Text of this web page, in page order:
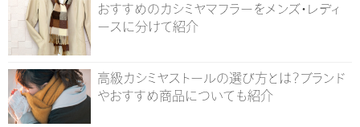
おすすめのカシミヤマフラーをメンズ・レディ
ースに分けて紹介
高級カシミヤストールの選び方とは？ブランド
やおすすめ商品についても紹介